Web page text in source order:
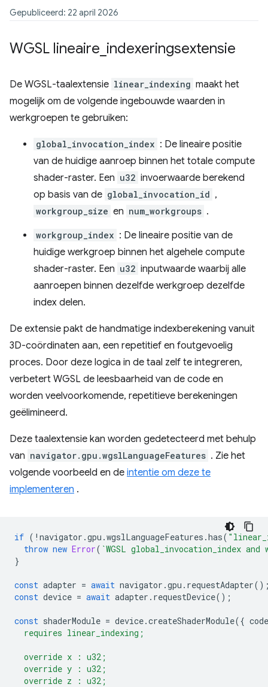
Gepubliceerd: 22 april 2026
WGSL lineaire indexeringsextensie
De WGSL-taalextensie linear_indexing maakt het
mogelijk om de volgende ingebouwde waarden in
werkgroepen te gebruiken:
global_invocation_index : De lineaire positie
van de huidige aanroep binnen het totale compute
shader-raster. Een u32 invoerwaarde berekend
op basis van de global_invocation_id ,
workgroup_size en num_workgroups .
workgroup_index : De lineaire positie van de
huidige werkgroep binnen het algehele compute
shader-raster. Een u32 inputwaarde waarbij alle
aanroepen binnen dezelfde werkgroep dezelfde
index delen.
De extensie pakt de handmatige indexberekening vanuit
3D-coördinaten aan, een repetitief en foutgevoelig
proces. Door deze logica in de taal zelf te integreren,
verbetert WGSL de leesbaarheid van de code en
worden veelvoorkomende, repetitieve berekeningen
geëlimineerd.
Deze taalextensie kan worden gedetecteerd met behulp
van navigator.gpu.wgslLanguageFeatures . Zie het
volgende voorbeeld en de intentie om deze te
implementeren .
if ( ! navigator .gpu .wgslLanguageFeatures .has(
throw new Error( `WGSL global_invocation_index
}
const adapter = await navigator .gpu . requestAdapter
const device = await adapter . requestDevice();
const shaderModule = device.createShaderModule({ code
  requires linear_indexing;
  override x : u32;
  override y : u32;
  override z : u32;